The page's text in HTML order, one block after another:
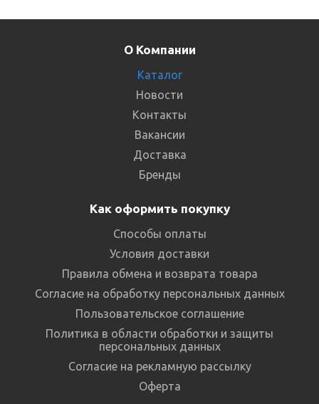
О Компании
Каталог
Новости
Контакты
Вакансии
Доставка
Бренды
Как оформить покупку
Способы оплаты
Условия доставки
Правила обмена и возврата товара
Согласие на обработку персональных данных
Пользовательское соглашение
Политика в области обработки и защиты
персональных данных
Согласие на рекламную рассылку
Оферта